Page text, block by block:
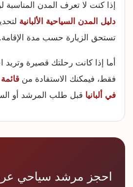
إذا كنت لا تعرف المدن المناسبة
دليل المدن السياحية الألبانية
تستحق الزيارة حسب مدة الإقامة.
أما إذا كانت رحلتك قصيرة وتريد
فقط، فيمكنك الاستفادة من
في ألبانيا قبل طلب المرشد أو
احجز مرشد سياحي